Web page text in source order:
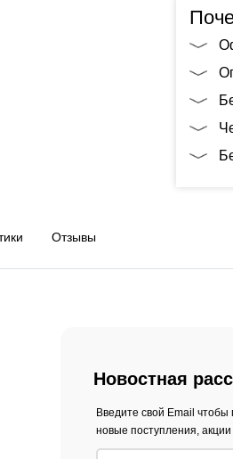
Отзывы
Новостная
Введите свой Email чтобы
новые поступления,